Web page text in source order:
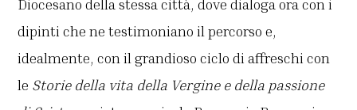
Diocesano della stessa città, dove dialoga ora con i
dipinti che ne testimoniano il percorso e,
idealmente, con il grandioso ciclo di affreschi con
le Storie della vita della Vergine e della passione